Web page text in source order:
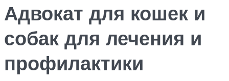
Адвокат для кошек и
собак для лечения и
профилактики